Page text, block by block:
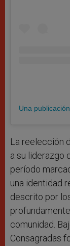
La reelección
a su liderazgo
período
una identidad
descrito por
comunidad.
Consagradas